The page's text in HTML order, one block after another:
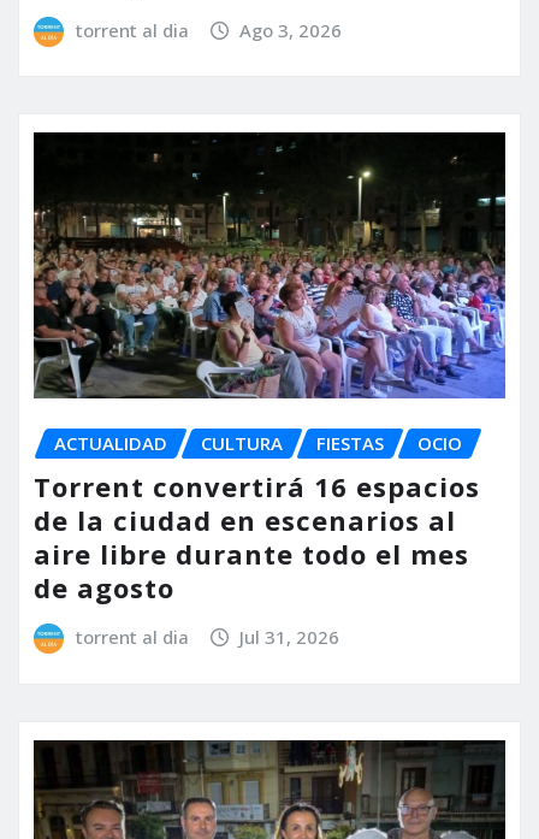
torrent al dia Ago 3, 2026
ACTUALIDAD CULTURA FIESTAS OCIO
Torrent convertirá 16 espacios
de la ciudad en escenarios al
aire libre durante todo el mes
de agosto
torrent al dia Jul 31, 2026